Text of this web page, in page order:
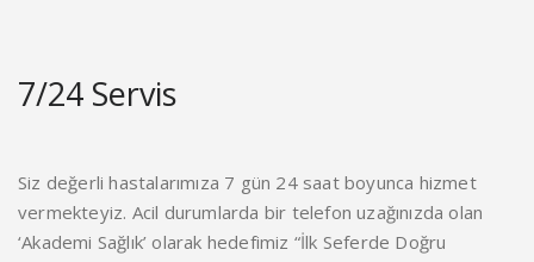
7/24 Servis
Siz değerli hastalarımıza 7 gün 24 saat boyunca hizmet
vermekteyiz. Acil durumlarda bir telefon uzağınızda olan
‘Akademi Sağlık’ olarak hedefimiz “İlk Seferde Doğru